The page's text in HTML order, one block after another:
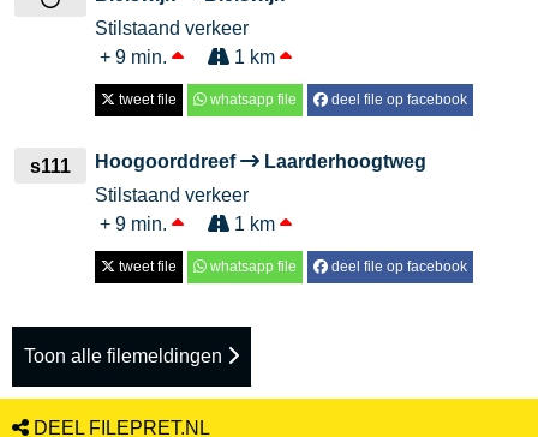
Stilstaand verkeer
+ 9 min.
1 km
tweet file whatsapp file deel file op facebook
s111 Hoogoorddreef
Laarderhoogtweg
Stilstaand verkeer
+ 9 min.
1 km
tweet file whatsapp file deel file op facebook
Toon alle filemeldingen
DEEL FILEPRET.NL